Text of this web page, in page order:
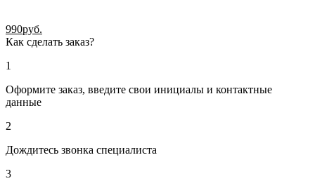
990руб.
Как сделать заказ?
1
Оформите заказ, введите свои инициалы и контактные
данные
2
Дождитесь звонка специалиста
3